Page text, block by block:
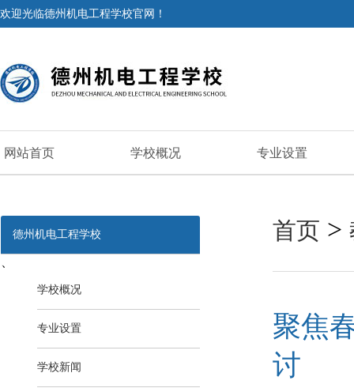
欢迎光临德州机电工程学校官网！
网站首页 学校概况 专业设置
德州机电工程学校
学校概况
专业设置
学校新闻
首页 >
聚焦
讨